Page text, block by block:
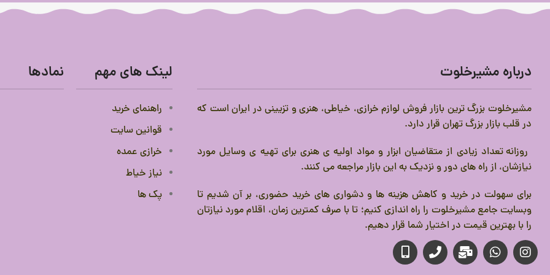
درباره مشیرخلوت
مشیرخلوت بزرگ ترین بازار فروش لوازم خرازی، خیاطی، هنری و تزیینی در ایران است که
در قلب بازار بزرگ تهران قرار دارد.
روزانه تعداد زیادی از متقاضیان ابزار و مواد اولیه ی هنری برای تهیه ی وسایل مورد
نیازشان، از راه های دور و نزدیک به این بازار مراجعه می کنند.
برای سهولت در خرید و کاهش هزینه ها و دشواری های خرید حضوری، بر آن شدیم تا
وبسایت جامع مشیرخلوت را راه اندازی کنیم؛ تا با صرف کمترین زمان، اقلام مورد نیازتان
را با بهترین قیمت در اختیار شما قرار دهیم.
لینک های مهم
راهنمای خرید
قوانین سایت
خرازی عمده
نیاز خیاط
پک ها
نمادها